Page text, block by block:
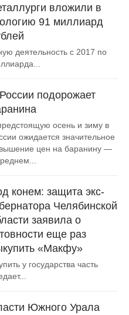
вложили в
91 миллиард
деятельность с 2017 по
подорожает
осень и зиму в
ожидается значительное
цен на баранину —
конем: защита экс-
Челябинской
заявила о
еще раз
«Макфу»
у государства часть
Южного Урала